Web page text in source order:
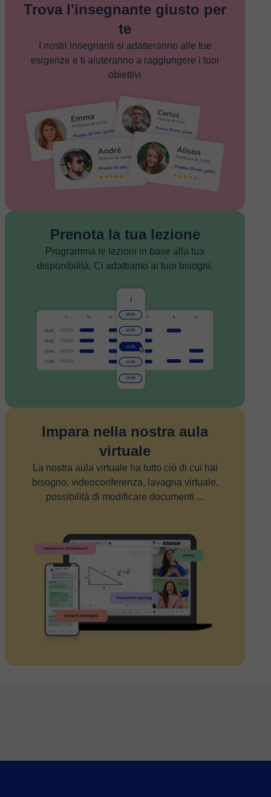
Trova l'insegnante giusto per
te
I nostri insegnanti si adatteranno alle tue
esigenze e ti aiuteranno a raggiungere i tuoi
obiettivi
Prenota la tua lezione
Programma le lezioni in base alla tua
disponibilità. Ci adattiamo ai tuoi bisogni.
Impara nella nostra aula
virtuale
La nostra aula virtuale ha tutto ciò di cui hai
bisogno: videoconferenza, lavagna virtuale,
possibilità di modificare documenti ...